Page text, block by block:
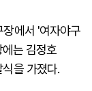
에서 '여자야구
는 김정호
을 가졌다.